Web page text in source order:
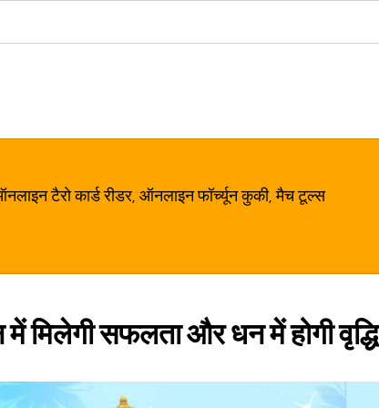
टैरो कार्ड रीडर, ऑनलाइन फॉर्च्यून कुकी, मैच टूल्स
मिलेगी सफलता और धन में होगी वृद्धि